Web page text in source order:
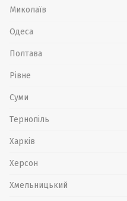
Миколаїв
Одеса
Полтава
Рівне
Суми
Тернопіль
Харків
Херсон
Хмельницький